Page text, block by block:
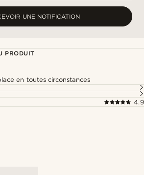
UNE NOTIFICATION
PRODUIT
en toutes circonstances
4.9